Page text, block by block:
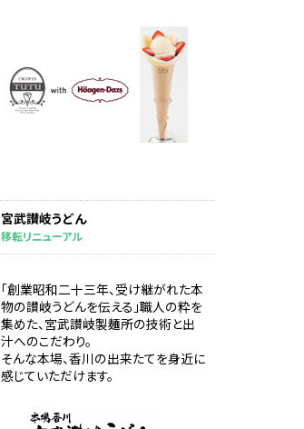
宮武讃岐うどん
移転リニューアル
「創業昭和二十三年、受け継がれた本
物の讃岐うどんを伝える」職人の粋を
集めた、宮武讃岐製麺所の技術と出
汁へのこだわり。
そんな本場、香川の出来たてを身近に
感じていただけます。